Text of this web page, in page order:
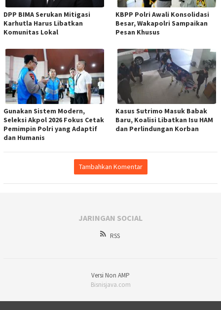
DPP BIMA Serukan Mitigasi
Karhutla Harus Libatkan
Komunitas Lokal
KBPP Polri Awali Konsolidasi
Besar, Wakapolri Sampaikan
Pesan Khusus
Gunakan Sistem Modern,
Seleksi Akpol 2026 Fokus Cetak
Pemimpin Polri yang Adaptif
dan Humanis
Kasus Sutrimo Masuk Babak
Baru, Koalisi Libatkan Isu HAM
dan Perlindungan Korban
Tambahkan Komentar
JARINGAN SOCIAL
RSS
Versi Non AMP
Bisnisjava.com